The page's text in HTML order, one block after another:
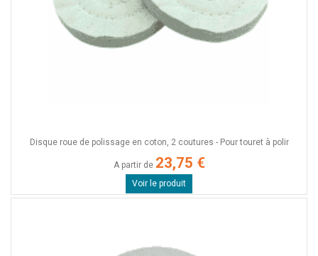
Disque roue de polissage en coton, 2 coutures - Pour touret à polir
A partir de 23,75 €
Voir le produit